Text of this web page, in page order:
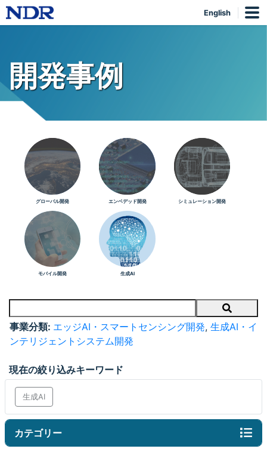
English
開発事例
グローバル開発 エンベデッド開発 シミュレーション開発
モバイル開発 生成AI
Search
事業分類: エッジAI・スマートセンシング開発, 生成AI・イ
ンテリジェントシステム開発
現在の絞り込みキーワード
生成AI
カテゴリー